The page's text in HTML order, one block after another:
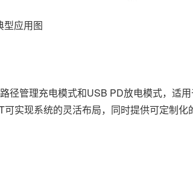
型应用图
管理充电模式和USB PD放电模式，适
实现系统的灵活布局，同时提供可定制